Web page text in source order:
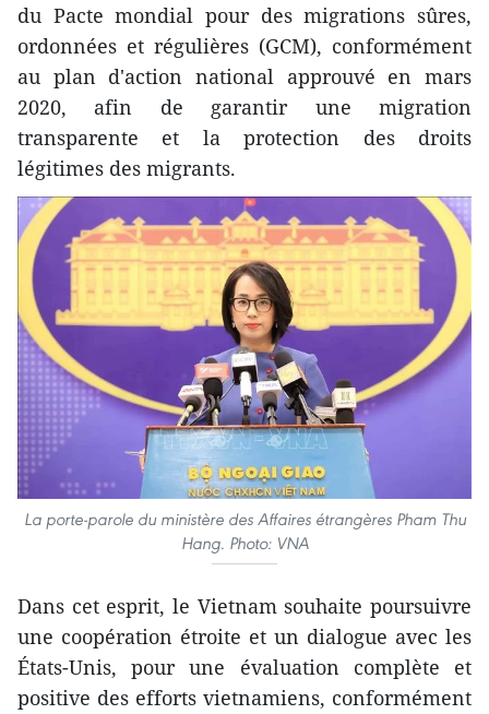
du Pacte mondial pour des migrations sûres,
ordonnées et régulières (GCM), conformément
au plan d'action national approuvé en mars
2020, afin de garantir une migration
transparente et la protection des droits
légitimes des migrants.
La porte-parole du ministère des Affaires étrangères Pham Thu
Hang. Photo: VNA
Dans cet esprit, le Vietnam souhaite poursuivre
une coopération étroite et un dialogue avec les
États-Unis, pour une évaluation complète et
positive des efforts vietnamiens, conformément